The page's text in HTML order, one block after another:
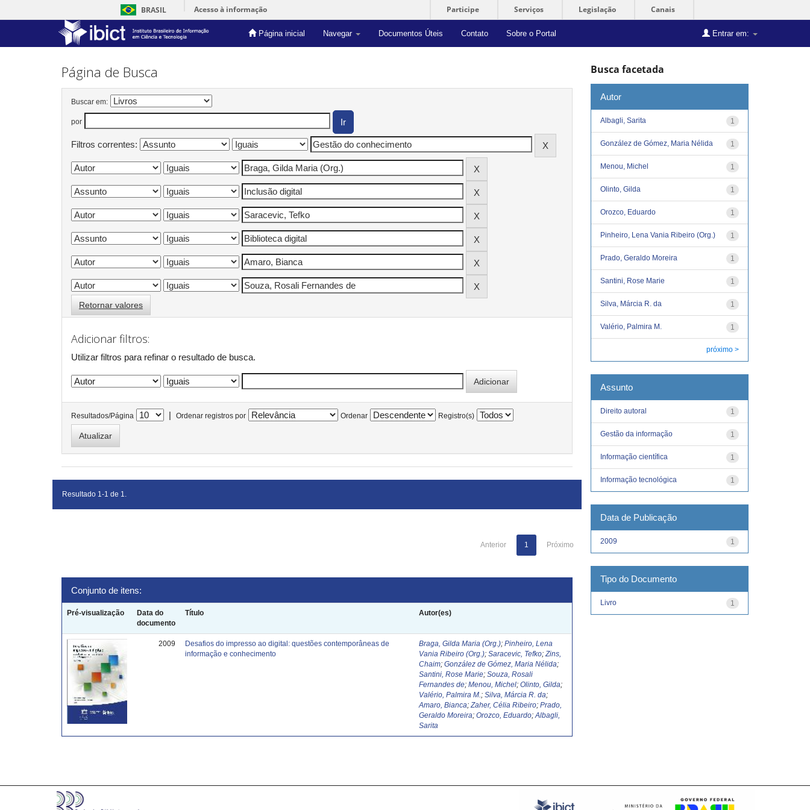
BRASIL Acesso à informação Participe Serviços Legislação Canais
Página inicial Navegar Documentos Úteis Contato Sobre o Portal Entrar em:
Skip
Página de Busca
Buscar em:
por
Filtros correntes:
Retornar valores
Adicionar filtros:
Utilizar filtros para refinar o resultado de busca.
Resultados/Página | Ordenar registros por Ordenar Registro(s)
Resultado 1-1 de 1.
Anterior 1 Próximo
Conjunto de itens:
Pré-visualização
Data do
documento
Título Autor(es)
2009
Desafios do impresso ao digital: questões contemporâneas de
informação e conhecimento
Braga, Gilda Maria (Org.);Pinheiro, Lena
Vania Ribeiro (Org.);Saracevic, Tefko;Zins,
Chaim;González de Gómez, Maria Nélida;
Santini, Rose Marie;Souza, Rosali
Fernandes de;Menou, Michel;Olinto, Gilda;
Valério, Palmira M. ;Silva, Márcia R. da;
Amaro, Bianca;Zaher, Célia Ribeiro;Prado,
Geraldo Moreira;Orozco, Eduardo;Albagli,
Sarita
Busca facetada
Autor
1
Albagli, Sarita
1
González de Gómez, Maria Nélida
1
Menou, Michel
1
Olinto, Gilda
1
Orozco, Eduardo
1
Pinheiro, Lena Vania Ribeiro (Org.)
1
Prado, Geraldo Moreira
1
Santini, Rose Marie
1
Silva, Márcia R. da
1
Valério, Palmira M.
próximo >
Assunto
1
Direito autoral
1
Gestão da informação
1
Informação científica
1
Informação tecnológica
Data de Publicação
1
2009
Tipo do Documento
1
Livro